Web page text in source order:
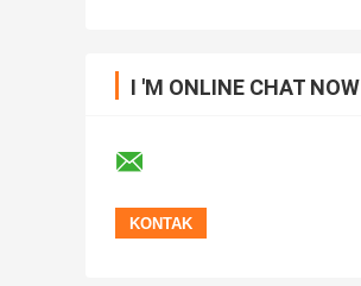
I 'M ONLINE CHAT NOW